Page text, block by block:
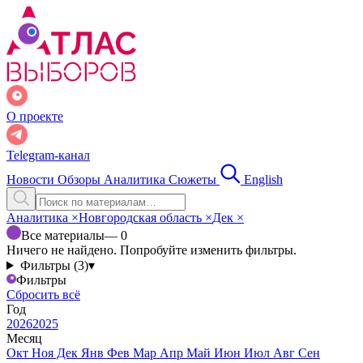
О проекте
Telegram-канал
Новости Обзоры Аналитика Сюжеты English
Аналитика ×Новгородская область ×Дек ×
Все материалы— 0
Ничего не найдено. Попробуйте изменить фильтры.
Фильтры (3)▾
Фильтры
Сбросить всё
Год
20262025
Месяц
Окт Ноя Дек Янв Фев Мар Апр Май Июн Июл Авг Сен